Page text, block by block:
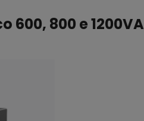
600, 800 e 1200VA